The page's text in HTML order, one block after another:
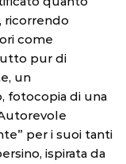
ricorrendo
come
pur di
un
fotocopia di una
per i suoi tanti
ispirata da